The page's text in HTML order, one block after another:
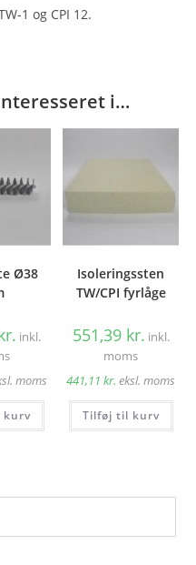
1 og CPI 12.
i…
Ø38
inkl.
moms
kurv
Isoleringssten
TW/CPI fyrlåge
551,39 kr. inkl.
moms
441,11kr. eksl. moms
Tilføj til kurv